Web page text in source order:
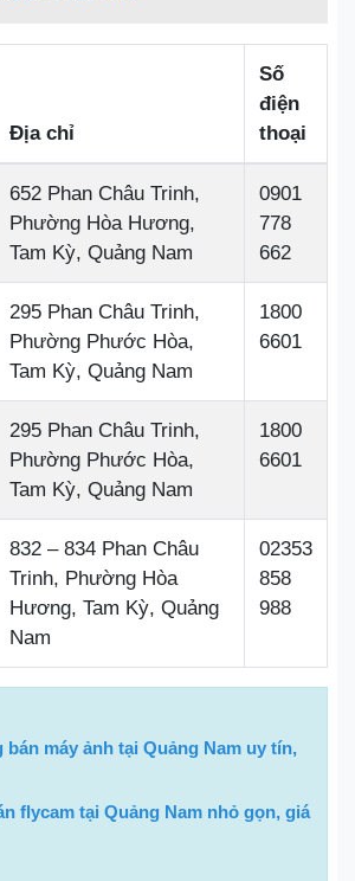
Địa chỉ
Số
điện
thoại
652 Phan Châu Trinh,
Phường Hòa Hương,
Tam Kỳ, Quảng Nam
0901
778
662
295 Phan Châu Trinh,
Phường Phước Hòa,
Tam Kỳ, Quảng Nam
1800
6601
295 Phan Châu Trinh,
Phường Phước Hòa,
Tam Kỳ, Quảng Nam
1800
6601
832 – 834 Phan Châu
Trinh, Phường Hòa
Hương, Tam Kỳ, Quảng
Nam
02353
858
988
bán máy ảnh tại Quảng Nam uy tín,
flycam tại Quảng Nam nhỏ gọn, giá